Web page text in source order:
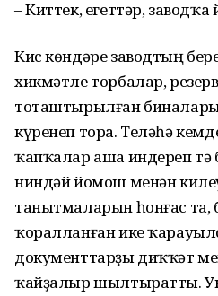
– Киттек, егеттәр, заводҡа
Кис көндәре заводтың
хикмәтле торбалар,
тоташтырылған
күренеп тора. Теләһә
ҡапҡалар аша индереп тә
ниндәй йомош менән
танытмаларын һонғас та,
ҡоралланған ике
документтарҙы диҡҡәт
ҡайҙалыр шылтыратты.